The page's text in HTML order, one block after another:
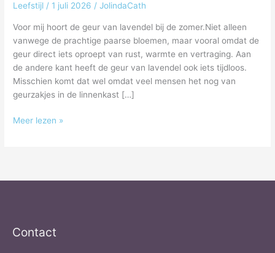
Leefstijl / 1 juli 2026 /JolindaCath
Voor mij hoort de geur van lavendel bij de zomer.Niet alleen
vanwege de prachtige paarse bloemen, maar vooral omdat de
geur direct iets oproept van rust, warmte en vertraging. Aan
de andere kant heeft de geur van lavendel ook iets tijdloos.
Misschien komt dat wel omdat veel mensen het nog van
geurzakjes in de linnenkast […]
Meer lezen »
Contact